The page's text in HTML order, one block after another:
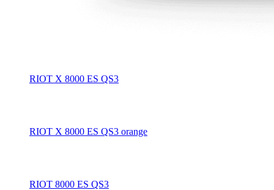
RIOT X 8000 ES QS3
RIOT X 8000 ES QS3 orange
RIOT 8000 ES QS3